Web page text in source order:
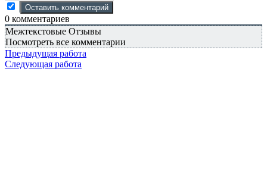
0 комментариев
Межтекстовые Отзывы
Посмотреть все комментарии
Предыдущая работа
Следующая работа